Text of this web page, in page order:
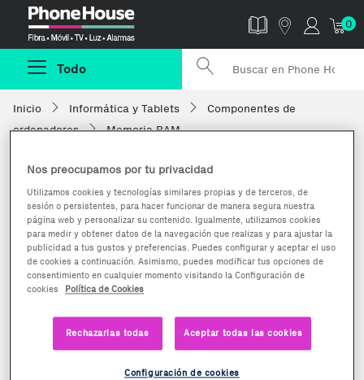
0
Todo
Inicio Informática y Tablets
Componentes de
ordenadores
Memoria RAM
Nos preocupamos por tu privacidad
Utilizamos cookies y tecnologías similares propias y de terceros, de
sesión o persistentes, para hacer funcionar de manera segura nuestra
página web y personalizar su contenido. Igualmente, utilizamos cookies
para medir y obtener datos de la navegación que realizas y para ajustar la
publicidad a tus gustos y preferencias. Puedes configurar y aceptar el uso
de cookies a continuación. Asimismo, puedes modificar tus opciones de
consentimiento en cualquier momento visitando la Configuración de
cookies
Política de Cookies
Rechazarlas todas Aceptar todas las cookies
Configuración de cookies